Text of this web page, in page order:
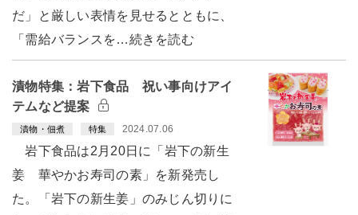
だ」と厳しい表情を見せるとともに、
「需給バランスを…続きを読む
漬物特集：岩下食品 祝い事向けアイ
テムなど提案
漬物・佃煮 特集 2024.07.06
岩下食品は2月20日に「岩下の新生
姜 華やかお寿司の素」を新発売し
た。「岩下の新生姜」のみじん切りに